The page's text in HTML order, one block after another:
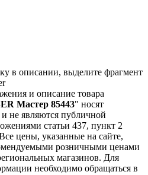
в описании, выделите фрагмент
и описание товара
Мастер 85443" носят
не являются публичной
статьи 437, пункт 2
цены, указанные на сайте,
розничными ценами
магазинов. Для
необходимо обращаться в